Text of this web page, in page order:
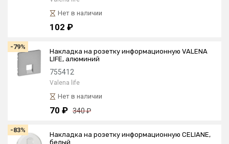
Нет в наличии
102 ₽
-79%
Накладка на розетку информационную VALENA
LIFE, алюминий
755412
Valena life
Нет в наличии
70 ₽ 340 ₽
-83%
Накладка на розетку информационную CELIANE,
белый